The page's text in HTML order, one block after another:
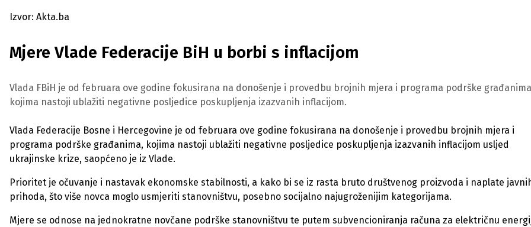
Izvor: Akta.ba
Mjere Vlade Federacije BiH u borbi s inflacijom
Vlada FBiH je od februara ove godine fokusirana na donošenje i provedbu brojnih mjera i programa podrške
kojima nastoji ublažiti negativne posljedice poskupljenja izazvanih inflacijom.
Vlada Federacije Bosne i Hercegovine je od februara ove godine fokusirana na donošenje i provedbu brojnih mjera i
programa podrške građanima, kojima nastoji ublažiti negativne posljedice poskupljenja izazvanih inflacijom usljed
ukrajinske krize, saopćeno je iz Vlade.
Prioritet je očuvanje i nastavak ekonomske stabilnosti, a kako bi se iz rasta bruto društvenog proizvoda i naplate
prihoda, što više novca moglo usmjeriti stanovništvu, posebno socijalno najugroženijim kategorijama.
Mjere se odnose na jednokratne novčane podrške stanovništvu te putem subvencioniranja računa za električnu